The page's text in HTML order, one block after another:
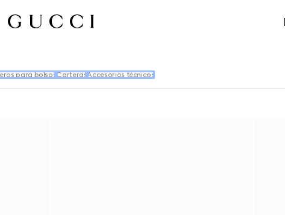
para bolsos Carteras Accesorios técnicos